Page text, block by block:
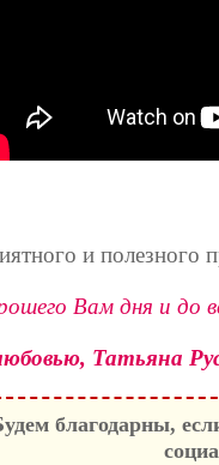
и полезного
Вам дня и до
Татьяна
благодарны,